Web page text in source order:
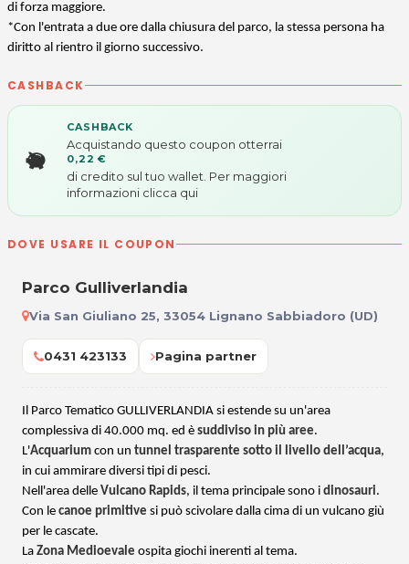
di forza maggiore.
*Con l'entrata a due ore dalla chiusura del parco, la stessa persona ha
diritto al rientro il giorno successivo.
CASHBACK
CASHBACK
Acquistando questo coupon otterrai
0,22 €
di credito sul tuo wallet. Per maggiori
informazioni clicca qui
DOVE USARE IL COUPON
Parco Gulliverlandia
Via San Giuliano 25, 33054 Lignano Sabbiadoro (UD)
0431 423133 Pagina partner
Il Parco Tematico GULLIVERLANDIA si estende su un'area
complessiva di 40.000 mq. ed è suddiviso in più aree.
L'Acquarium con un tunnel trasparente sotto il livello dell’acqua,
in cui ammirare diversi tipi di pesci.
Nell'area delle Vulcano Rapids, il tema principale sono i dinosauri.
Con le canoe primitive si può scivolare dalla cima di un vulcano giù
per le cascate.
La Zona Medioevale ospita giochi inerenti al tema.